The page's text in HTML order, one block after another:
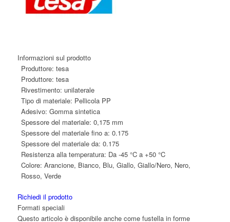
Informazioni sul prodotto
Produttore: tesa
Produttore: tesa
Rivestimento: unilaterale
Tipo di materiale: Pellicola PP
Adesivo: Gomma sintetica
Spessore del materiale: 0,175 mm
Spessore del materiale fino a: 0.175
Spessore del materiale da: 0.175
Resistenza alla temperatura: Da -45 °C a +50 °C
Colore: Arancione, Bianco, Blu, Giallo, Giallo/Nero, Nero,
Rosso, Verde
Richiedi il prodotto
Formati speciali
Questo articolo è disponibile anche come fustella in forme